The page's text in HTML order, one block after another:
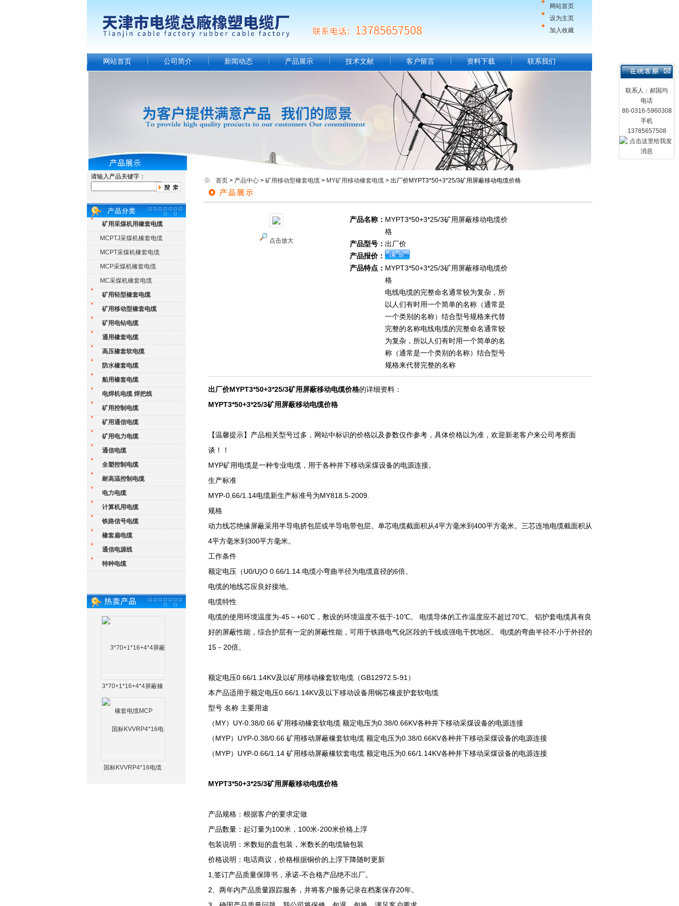
网站首页
设为主页
加入收藏
联系人：郝国均
电话
86-0316-5960308
手机
13785657508
网站首页 公司简介 新闻动态 产品展示 技术文献 客户留言 资料下载 联系我们
请输入产品关键字：
矿用采煤机用橡套电缆
MCPTJ采煤机橡套电缆
MCPT采煤机橡套电缆
MCP采煤机橡套电缆
MC采煤机橡套电缆
矿用轻型橡套电缆
矿用移动型橡套电缆
矿用电钻电缆
通用橡套电缆
高压橡套软电缆
防水橡套电缆
船用橡套电缆
电焊机电缆 焊把线
矿用控制电缆
矿用通信电缆
矿用电力电缆
通信电缆
全塑控制电缆
耐高温控制电缆
电力电缆
计算机用电缆
铁路信号电缆
橡套扁电缆
通信电源线
特种电缆
3*70+1*16+4*4屏蔽橡
国标KVVRP4*16电缆
首页 > 产品中心 > 矿用移动型橡套电缆 > MY矿用移动橡套电缆 > 出厂价MYPT3*50+3*25/3矿用屏蔽移动电缆价格
点击放大
产品名称： MYPT3*50+3*25/3矿用屏蔽移动电缆价
格
产品型号： 出厂价
产品报价：
产品特点： MYPT3*50+3*25/3矿用屏蔽移动电缆价
格
电线电缆的完整命名通常较为复杂，所
以人们有时用一个简单的名称（通常是
一个类别的名称）结合型号规格来代替
完整的名称电线电缆的完整命名通常较
为复杂，所以人们有时用一个简单的名
称（通常是一个类别的名称）结合型号
规格来代替完整的名称
出厂价MYPT3*50+3*25/3矿用屏蔽移动电缆价格的详细资料：
MYPT3*50+3*25/3矿用屏蔽移动电缆价格
【温馨提示】产品相关型号过多，网站中标识的价格以及参数仅作参考，具体价格以为准，欢迎新老客户来公司考察面
谈！！
MYP矿用电缆是一种专业电缆，用于各种井下移动采煤设备的电源连接。
生产标准
MYP-0.66/1.14电缆新生产标准号为MY818.5-2009.
规格
动力线芯绝缘屏蔽采用半导电挤包层或半导电带包层。单芯电缆截面积从4平方毫米到400平方毫米。三芯连地电缆截面积从
4平方毫米到300平方毫米。
工作条件
额定电压（U0/U)O 0.66/1.14.电缆小弯曲半径为电缆直径的6倍。
电缆的地线芯应良好接地。
电缆特性
电缆的使用环境温度为-45～+60℃，敷设的环境温度不低于-10℃。 电缆导体的工作温度应不超过70℃。 铝护套电缆具有良
好的屏蔽性能，综合护层有一定的屏蔽性能，可用于铁路电气化区段的干线或强电干扰地区。 电缆的弯曲半径不小于外径的
15－20倍。
额定电压0.66/1.14KV及以矿用移动橡套软电缆（GB12972.5-91）
本产品适用于额定电压0.66/1.14KV及以下移动设备用铜芯橡皮护套软电缆
型号 名称 主要用途
（MY）UY-0.38/0.66 矿用移动橡套软电缆 额定电压为0.38/0.66KV各种井下移动采煤设备的电源连接
（MYP）UYP-0.38/0.66 矿用移动屏蔽橡套软电缆 额定电压为0.38/0.66KV各种井下移动采煤设备的电源连接
（MYP）UYP-0.66/1.14 矿用移动屏蔽橡软套电缆 额定电压为0.66/1.14KV各种井下移动采煤设备的电源连接
MYPT3*50+3*25/3矿用屏蔽移动电缆价格
产品规格：根据客户的要求定做
产品数量：起订量为100米，100米-200米价格上浮
包装说明：米数短的盘包装，米数长的电缆轴包装
价格说明：电话商议，价格根据铜价的上浮下降随时更新
1,签订产品质量保障书，承诺-不合格产品绝不出厂。
2、两年内产品质量跟踪服务，并将客户服务记录在档案保存20年。